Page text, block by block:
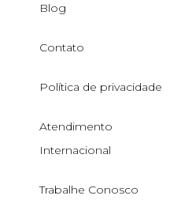
Blog
Contato
Política de privacidade
Atendimento
Internacional
Trabalhe Conosco